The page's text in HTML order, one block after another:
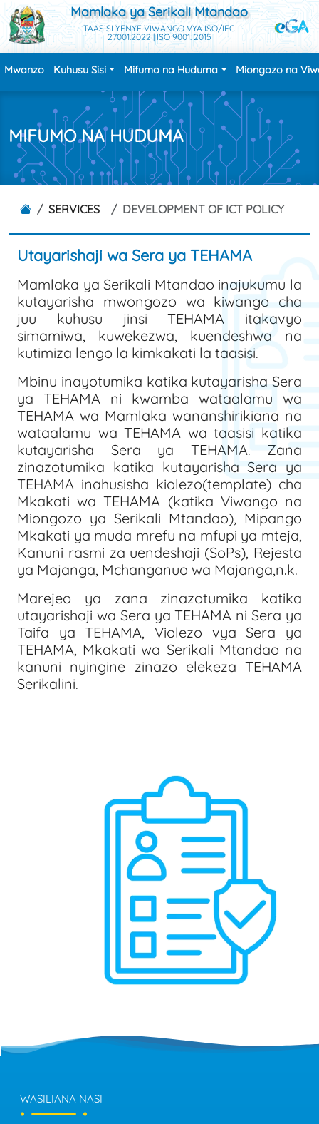
Mamlaka ya Serikali Mtandao
TAASISI YENYE VIWANGO VYA ISO/IEC
27001:2022 | ISO 9001: 2015
Mwanzo Kuhusu Sisi Mifumo na Huduma Miongozo na
MIFUMO NA HUDUMA
SERVICES DEVELOPMENT OF ICT POLICY
Utayarishaji wa Sera ya TEHAMA
Mamlaka ya Serikali Mtandao inajukumu la
kutayarisha mwongozo wa kiwango cha
juu kuhusu jinsi TEHAMA itakavyo
simamiwa, kuwekezwa, kuendeshwa na
kutimiza lengo la kimkakati la taasisi.
Mbinu inayotumika katika kutayarisha Sera
ya TEHAMA ni kwamba wataalamu wa
TEHAMA wa Mamlaka wananshirikiana na
wataalamu wa TEHAMA wa taasisi katika
kutayarisha Sera ya TEHAMA. Zana
zinazotumika katika kutayarisha Sera ya
TEHAMA inahusisha kiolezo(template) cha
Mkakati wa TEHAMA (katika Viwango na
Miongozo ya Serikali Mtandao), Mipango
Mkakati ya muda mrefu na mfupi ya mteja,
Kanuni rasmi za uendeshaji (SoPs), Rejesta
ya Majanga, Mchanganuo wa Majanga,n.k.
Marejeo ya zana zinazotumika katika
utayarishaji wa Sera ya TEHAMA ni Sera ya
Taifa ya TEHAMA, Violezo vya Sera ya
TEHAMA, Mkakati wa Serikali Mtandao na
kanuni nyingine zinazo elekeza TEHAMA
Serikalini.
WASILIANA NASI